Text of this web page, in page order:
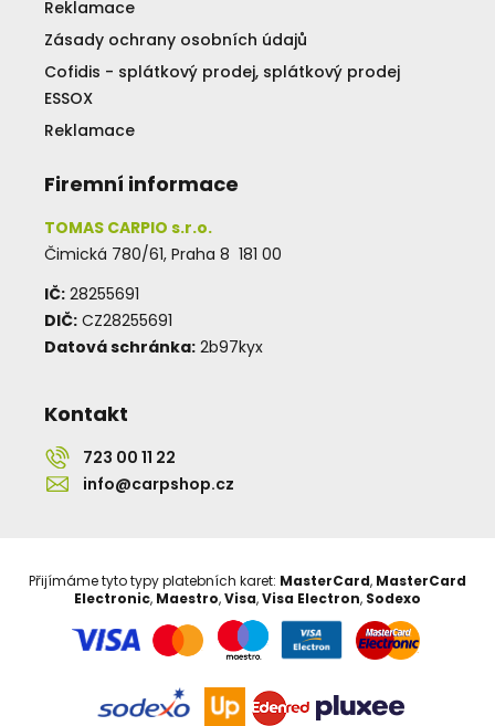
Reklamace
Zásady ochrany osobních údajů
Cofidis - splátkový prodej, splátkový prodej
ESSOX
Reklamace
Firemní informace
TOMAS CARPIO s.r.o.
Čimická 780/61, Praha 8 181 00
IČ: 28255691
DIČ: CZ28255691
Datová schránka: 2b97kyx
Kontakt
723 00 11 22
info@carpshop.cz
Přijímáme tyto typy platebních karet: MasterCard, MasterCard
Electronic, Maestro,Visa,Visa Electron, Sodexo